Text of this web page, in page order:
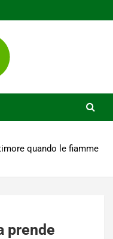
quando le fiamme
prende